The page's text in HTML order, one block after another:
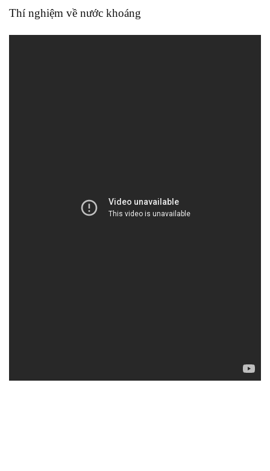
Thí nghiệm về nước khoáng